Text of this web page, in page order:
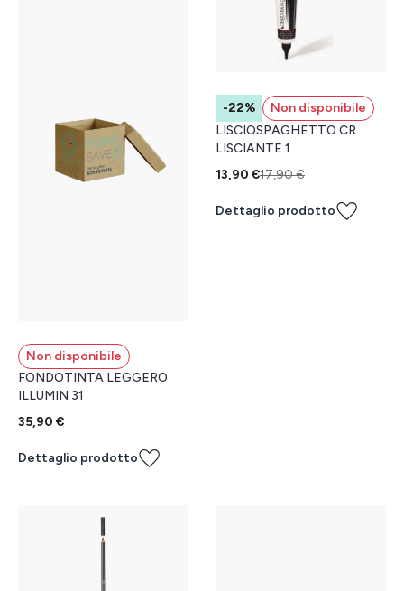
Non disponibile
FONDOTINTA LEGGERO
ILLUMIN 31
35,90 €
Dettaglio prodotto
-22%
Non disponibile
LISCIOSPAGHETTO CR
LISCIANTE 1
13,90 €17,90 €
Dettaglio prodotto